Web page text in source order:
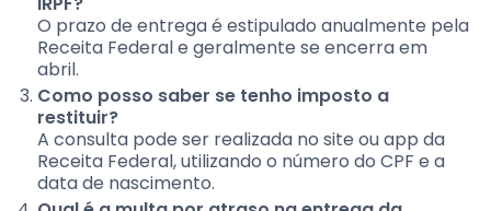
O prazo de entrega é estipulado anualmente pela
Receita Federal e geralmente se encerra em
abril.
Como posso saber se tenho imposto a
restituir?
A consulta pode ser realizada no site ou app da
Receita Federal, utilizando o número do CPF e a
data de nascimento.